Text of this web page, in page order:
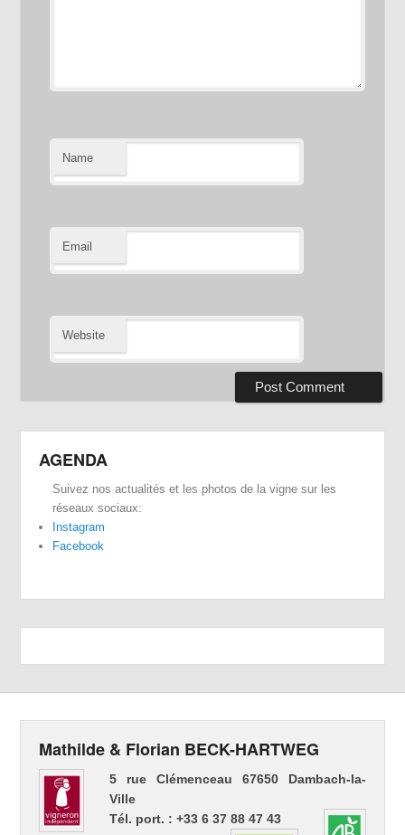
Name
Email
Website
AGENDA
Suivez nos actualités et les photos de la vigne sur les
réseaux sociaux:
Instagram
Facebook
Mathilde & Florian BECK-HARTWEG
5 rue Clémenceau 67650 Dambach-la-
Ville
Tél. port. : +33 6 37 88 47 43